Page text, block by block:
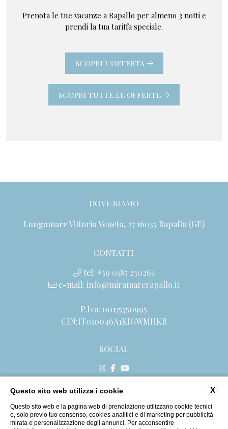
Prenota le tue vacanze a Rapallo per almeno 3 notti e
prendi la tua tariffa speciale.
SCOPRI L'OFFERTA
SCOPRI TUTTE LE OFFERTE
DOVE SIAMO
Lungomare Vittorio Veneto, 27 16035 Rapallo (GE)
CONTATTI
tel:+39 0185 230261
e-mail: info@miramarerapallo.it
P.Iva: 00175550995
CIN:IT010046A1KIGWMHKB
SOCIAL
CONTATTI
DATI SOCIETARI
PRIVACY
X
Questo sito web utilizza i cookie
Questo sito web e la pagina web di prenotazione utilizzano cookie tecnici
e, solo previo tuo consenso, cookies analitici e di marketing per pubblicità
mirata e personalizzazione degli annunci. Per acconsentire